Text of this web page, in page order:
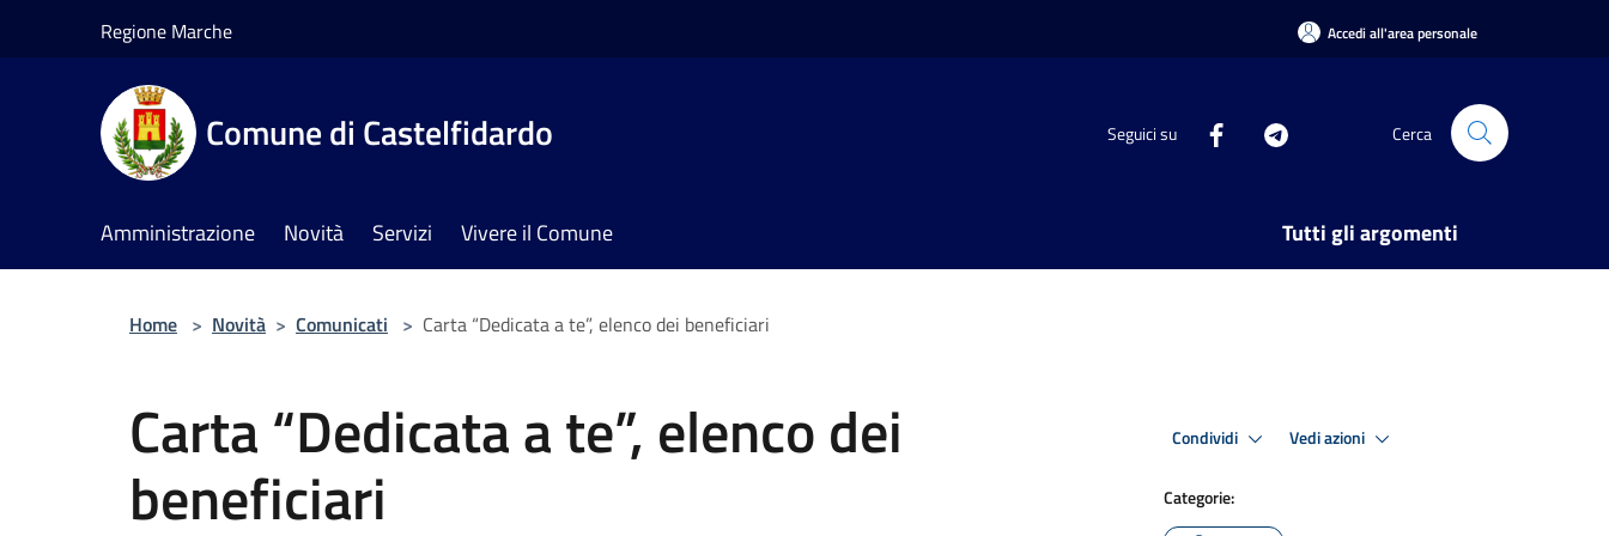
Regione Marche Accedi all'area personale
Comune di Castelfidardo Seguici su Cerca
Amministrazione Novità Servizi Vivere il Comune Tutti gli argomenti
Home > Novità > Comunicati > Carta “Dedicata a te”, elenco dei beneficiari
Carta “Dedicata a te”, elenco dei
beneficiari
Condividi Vedi azioni
Categorie: